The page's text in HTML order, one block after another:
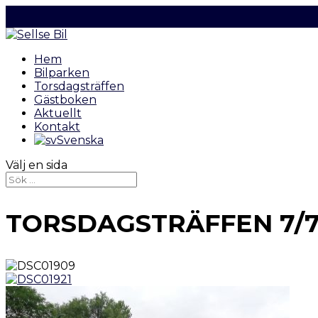
Hem
Bilparken
Torsdagsträffen
Gästboken
Aktuellt
Kontakt
Svenska
Välj en sida
TORSDAGSTRÄFFEN 7/